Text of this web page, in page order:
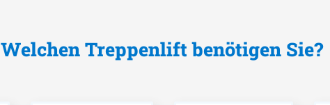
Welchen Treppenlift benötigen Sie?